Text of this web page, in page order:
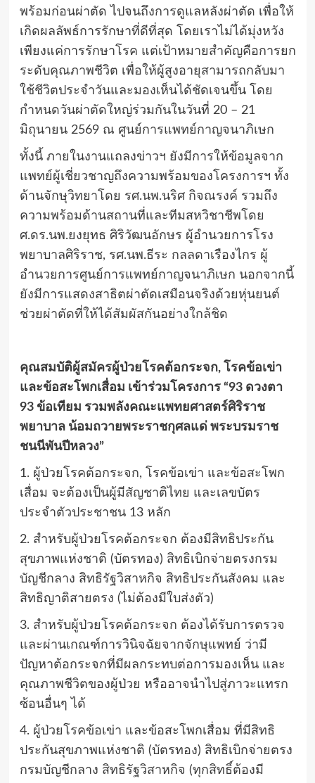
พร้อมก่อนผ่าตัด ไปจนถึงการดูแลหลังผ่าตัด เพื่อให้
เกิดผลลัพธ์การรักษาที่ดีที่สุด โดยเราไม่ได้มุ่งหวัง
เพียงแค่การรักษาโรค แต่เป้าหมายสำคัญคือการยก
ระดับคุณภาพชีวิต เพื่อให้ผู้สูงอายุสามารถกลับมา
ใช้ชีวิตประจำวันและมองเห็นได้ชัดเจนขึ้น โดย
กำหนดวันผ่าตัดใหญ่ร่วมกันในวันที่ 20 – 21
มิถุนายน 2569 ณ ศูนย์การแพทย์กาญจนาภิเษก
ทั้งนี้ ภายในงานแถลงข่าวฯ ยังมีการให้ข้อมูลจาก
แพทย์ผู้เชี่ยวชาญถึงความพร้อมของโครงการฯ ทั้ง
ด้านจักษุวิทยาโดย รศ.นพ.นริศ กิจณรงค์ รวมถึง
ความพร้อมด้านสถานที่และทีมสหวิชาชีพโดย
ศ.ดร.นพ.ยงยุทธ ศิริวัฒนอักษร ผู้อำนวยการโรง
พยาบาลศิริราช, รศ.นพ.ธีระ กลลดาเรืองไกร ผู้
อำนวยการศูนย์การแพทย์กาญจนาภิเษก นอกจากนี้
ยังมีการแสดงสาธิตผ่าตัดเสมือนจริงด้วยหุ่นยนต์
ช่วยผ่าตัดที่ให้ได้สัมผัสกันอย่างใกล้ชิด
คุณสมบัติผู้สมัครผู้ป่วยโรคต้อกระจก, โรคข้อเข่า
และข้อสะโพกเสื่อม เข้าร่วมโครงการ “93 ดวงตา
93 ข้อเทียม รวมพลังคณะแพทยศาสตร์ศิริราช
พยาบาล น้อมถวายพระราชกุศลแด่ พระบรมราช
ชนนีพันปีหลวง”
1. ผู้ป่วยโรคต้อกระจก, โรคข้อเข่า และข้อสะโพก
เสื่อม จะต้องเป็นผู้มีสัญชาติไทย และเลขบัตร
ประจำตัวประชาชน 13 หลัก
2. สำหรับผู้ป่วยโรคต้อกระจก ต้องมีสิทธิประกัน
สุขภาพแห่งชาติ (บัตรทอง) สิทธิเบิกจ่ายตรงกรม
บัญชีกลาง สิทธิรัฐวิสาหกิจ สิทธิประกันสังคม และ
สิทธิญาติสายตรง (ไม่ต้องมีใบส่งตัว)
3. สำหรับผู้ป่วยโรคต้อกระจก ต้องได้รับการตรวจ
และผ่านเกณฑ์การวินิจฉัยจากจักษุแพทย์ ว่ามี
ปัญหาต้อกระจกที่มีผลกระทบต่อการมองเห็น และ
คุณภาพชีวิตของผู้ป่วย หรืออาจนำไปสู่ภาวะแทรก
ซ้อนอื่นๆ ได้
4. ผู้ป่วยโรคข้อเข่า และข้อสะโพกเสื่อม ที่มีสิทธิ
ประกันสุขภาพแห่งชาติ (บัตรทอง) สิทธิเบิกจ่ายตรง
กรมบัญชีกลาง สิทธิรัฐวิสาหกิจ (ทุกสิทธิ์ต้องมี